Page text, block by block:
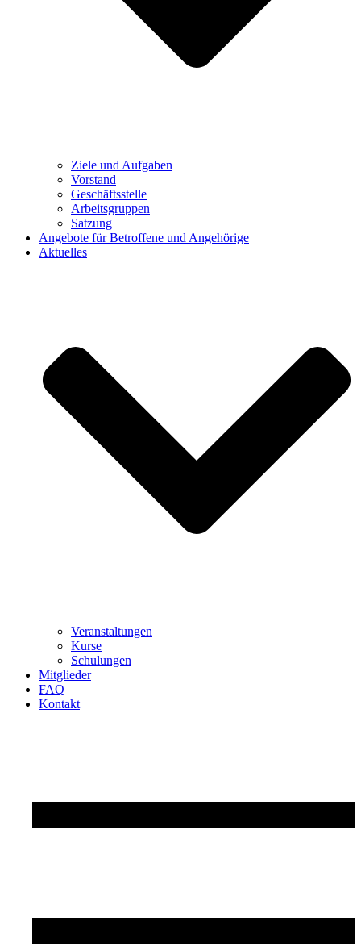
Ziele und Aufgaben
Vorstand
Geschäftsstelle
Arbeitsgruppen
Satzung
Angebote für Betroffene und Angehörige
Aktuelles
Veranstaltungen
Kurse
Schulungen
Mitglieder
FAQ
Kontakt